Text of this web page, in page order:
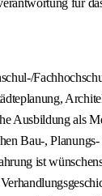
für
Ausbildung als
Bau-, Planungs-
ist